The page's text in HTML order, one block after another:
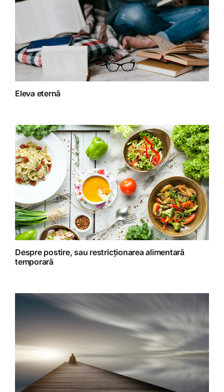
Fără categorie
Homeopatie
Retete fructariene
Retete preparate
Eleva eternă
Despre postire, sau restricționarea alimentară
temporară